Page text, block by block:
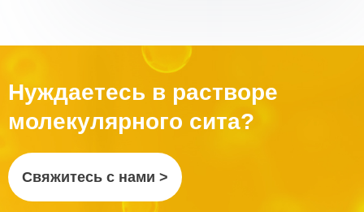
Нуждаетесь в растворе
молекулярного сита?
Свяжитесь с нами >